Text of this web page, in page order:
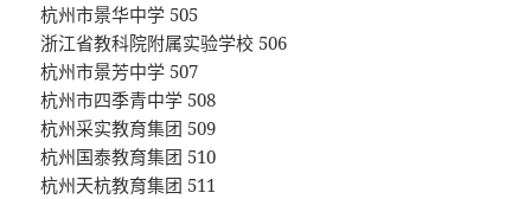
杭州市景华中学 505
浙江省教科院附属实验学校 506
杭州市景芳中学 507
杭州市四季青中学 508
杭州采实教育集团 509
杭州国泰教育集团 510
杭州天杭教育集团 511